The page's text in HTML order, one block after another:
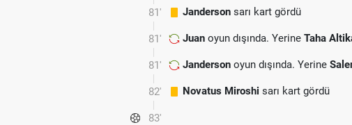
81' Janderson sarı kart gördü
81' Juan oyun dışında. Yerine Taha
81' Janderson oyun dışında. Yerine
82' Novatus Miroshi sarı kart gördü
83'